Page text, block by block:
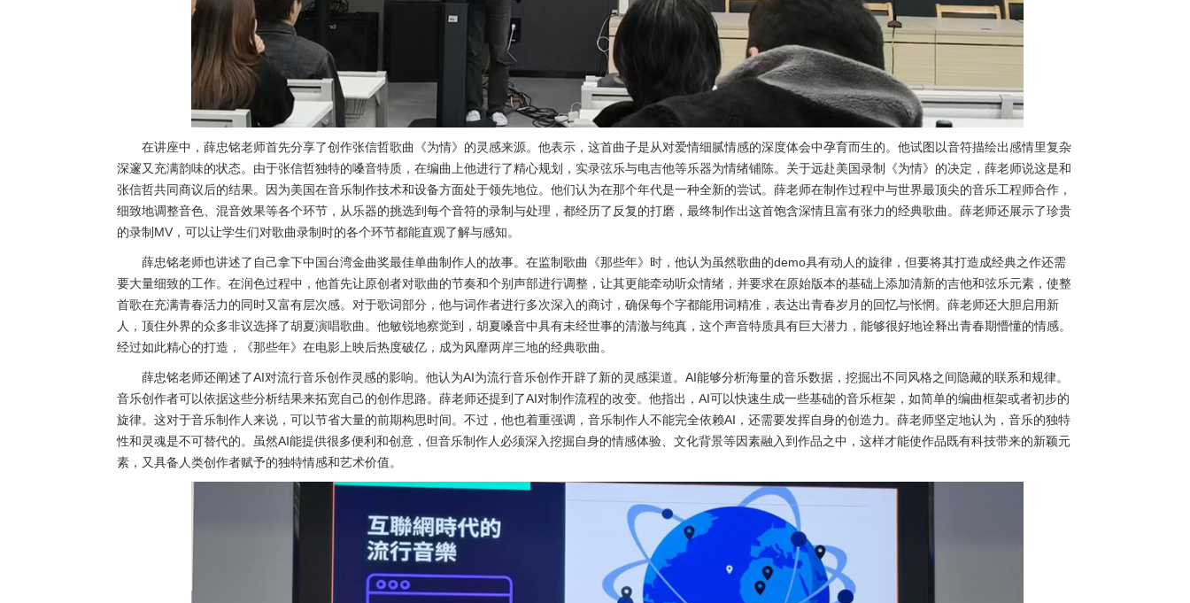
在讲座中，薛忠铭老师首先分享了创作张信哲歌曲《为情》的灵感来源。他表示，这首曲子是从对爱情细腻情感的深度体会中孕育而生的。他试图以音符描绘出感情里复杂
深邃又充满韵味的状态。由于张信哲独特的嗓音特质，在编曲上他进行了精心规划，实录弦乐与电吉他等乐器为情绪铺陈。关于远赴美国录制《为情》的决定，薛老师说这是和
张信哲共同商议后的结果。因为美国在音乐制作技术和设备方面处于领先地位。他们认为在那个年代是一种全新的尝试。薛老师在制作过程中与世界最顶尖的音乐工程师合作，
细致地调整音色、混音效果等各个环节，从乐器的挑选到每个音符的录制与处理，都经历了反复的打磨，最终制作出这首饱含深情且富有张力的经典歌曲。薛老师还展示了珍贵
的录制MV，可以让学生们对歌曲录制时的各个环节都能直观了解与感知。
薛忠铭老师也讲述了自己拿下中国台湾金曲奖最佳单曲制作人的故事。在监制歌曲《那些年》时，他认为虽然歌曲的demo具有动人的旋律，但要将其打造成经典之作还需
要大量细致的工作。在润色过程中，他首先让原创者对歌曲的节奏和个别声部进行调整，让其更能牵动听众情绪，并要求在原始版本的基础上添加清新的吉他和弦乐元素，使整
首歌在充满青春活力的同时又富有层次感。对于歌词部分，他与词作者进行多次深入的商讨，确保每个字都能用词精准，表达出青春岁月的回忆与怅惘。薛老师还大胆启用新
人，顶住外界的众多非议选择了胡夏演唱歌曲。他敏锐地察觉到，胡夏嗓音中具有未经世事的清澈与纯真，这个声音特质具有巨大潜力，能够很好地诠释出青春期懵懂的情感。
经过如此精心的打造，《那些年》在电影上映后热度破亿，成为风靡两岸三地的经典歌曲。
薛忠铭老师还阐述了AI对流行音乐创作灵感的影响。他认为AI为流行音乐创作开辟了新的灵感渠道。AI能够分析海量的音乐数据，挖掘出不同风格之间隐藏的联系和规律。
音乐创作者可以依据这些分析结果来拓宽自己的创作思路。薛老师还提到了AI对制作流程的改变。他指出，AI可以快速生成一些基础的音乐框架，如简单的编曲框架或者初步的
旋律。这对于音乐制作人来说，可以节省大量的前期构思时间。不过，他也着重强调，音乐制作人不能完全依赖AI，还需要发挥自身的创造力。薛老师坚定地认为，音乐的独特
性和灵魂是不可替代的。虽然AI能提供很多便利和创意，但音乐制作人必须深入挖掘自身的情感体验、文化背景等因素融入到作品之中，这样才能使作品既有科技带来的新颖元
素，又具备人类创作者赋予的独特情感和艺术价值。